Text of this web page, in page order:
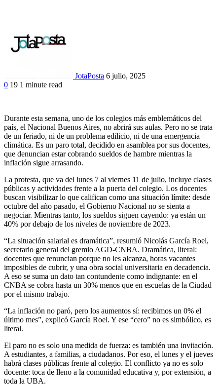
JotaPosta 6 julio, 2025
0 19 1 minute read
Durante esta semana, uno de los colegios más emblemáticos del
país, el Nacional Buenos Aires, no abrirá sus aulas. Pero no se trata
de un feriado, ni de un problema edilicio, ni de una emergencia
climática. Es un paro total, decidido en asamblea por sus docentes,
que denuncian estar cobrando sueldos de hambre mientras la
inflación sigue arrasando.
La protesta, que va del lunes 7 al viernes 11 de julio, incluye clases
públicas y actividades frente a la puerta del colegio. Los docentes
buscan visibilizar lo que califican como una situación límite: desde
octubre del año pasado, el Gobierno Nacional no se sienta a
negociar. Mientras tanto, los sueldos siguen cayendo: ya están un
40% por debajo de los niveles de noviembre de 2023.
“La situación salarial es dramática”, resumió Nicolás García Roel,
secretario general del gremio AGD-CNBA. Dramática, literal:
docentes que renuncian porque no les alcanza, horas vacantes
imposibles de cubrir, y una obra social universitaria en decadencia.
A eso se suma un dato tan contundente como indignante: en el
CNBA se cobra hasta un 30% menos que en escuelas de la Ciudad
por el mismo trabajo.
“La inflación no paró, pero los aumentos sí: recibimos un 0% el
último mes”, explicó García Roel. Y ese “cero” no es simbólico, es
literal.
El paro no es solo una medida de fuerza: es también una invitación.
A estudiantes, a familias, a ciudadanos. Por eso, el lunes y el jueves
habrá clases públicas frente al colegio. El conflicto ya no es solo
docente: toca de lleno a la comunidad educativa y, por extensión, a
toda la UBA.